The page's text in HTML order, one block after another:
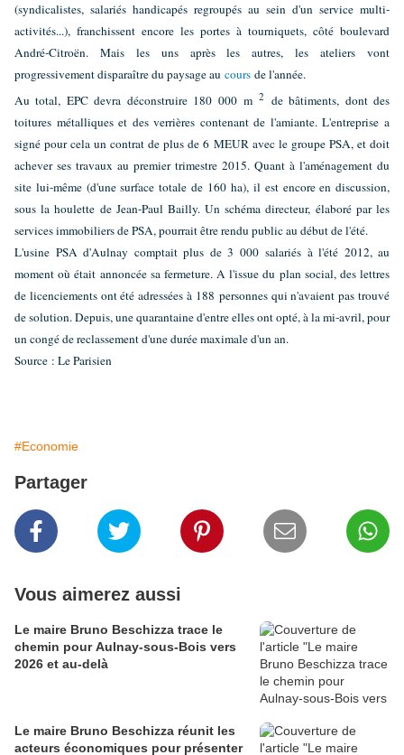
(syndicalistes, salariés handicapés regroupés au sein d'un service multi-
activités...), franchissent encore les portes à tourniquets, côté boulevard
André-Citroën. Mais les uns après les autres, les ateliers vont
progressivement disparaître du paysage au cours de l'année.
Au total, EPC devra déconstruire 180 000 m 2 de bâtiments, dont des
toitures métalliques et des verrières contenant de l'amiante. L'entreprise a
signé pour cela un contrat de plus de 6 MEUR avec le groupe PSA, et doit
achever ses travaux au premier trimestre 2015. Quant à l'aménagement du
site lui-même (d'une surface totale de 160 ha), il est encore en discussion,
sous la houlette de Jean-Paul Bailly. Un schéma directeur, élaboré par les
services immobiliers de PSA, pourrait être rendu public au début de l'été.
L'usine PSA d'Aulnay comptait plus de 3 000 salariés à l'été 2012, au
moment où était annoncée sa fermeture. A l'issue du plan social, des lettres
de licenciements ont été adressées à 188 personnes qui n'avaient pas trouvé
de solution. Depuis, une quarantaine d'entre elles ont opté, à la mi-avril, pour
un congé de reclassement d'une durée maximale d'un an.
Source : Le Parisien
#Economie
Partager
Vous aimerez aussi
Le maire Bruno Beschizza trace le
chemin pour Aulnay-sous-Bois vers
2026 et au-delà
Le maire Bruno Beschizza réunit les
acteurs économiques pour présenter